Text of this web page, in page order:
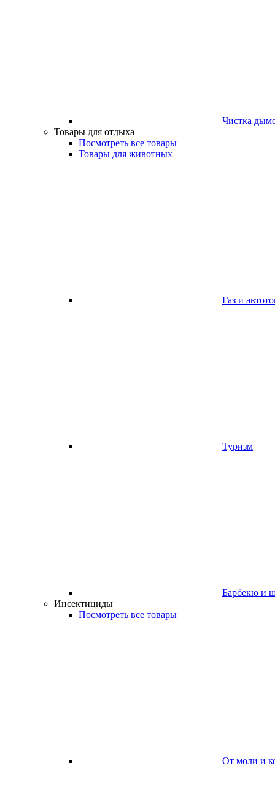
Чистка
Товары для отдыха
Посмотреть все товары
Товары для животных
Газ и
Туризм
Барбекю и
Инсектициды
Посмотреть все товары
От моли и